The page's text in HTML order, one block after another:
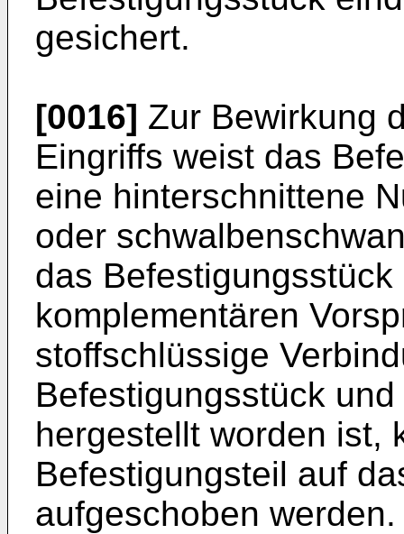
gesichert.
[0016] Zur Bewirkung
Eingriffs weist das
eine hinterschnittene
oder
das
komplementären
stoffschlüssige
Befestigungsstück
hergestellt worden ist,
Befestigungsteil auf
aufgeschoben werden.